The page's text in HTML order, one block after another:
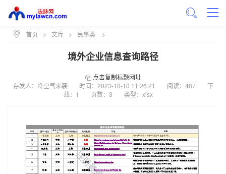
首页 > 文库 > 民事类 >
境外企业信息查询路径
点击复制标题网址
存发人：冷空气来袭
时间： 2023-10-10 11:26:21 阅读：487
下
载：1
页数：3 类型：xlsx